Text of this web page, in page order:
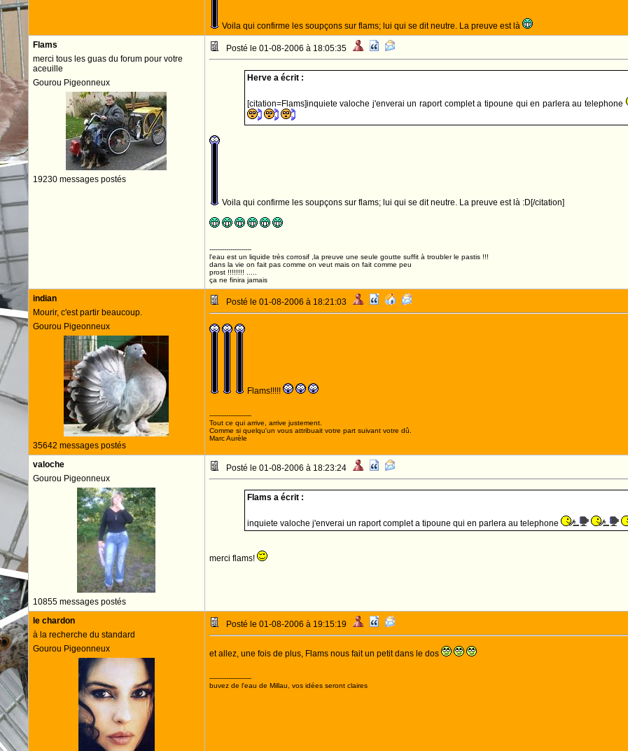
Voila qui confirme les soupçons sur flams; lui qui se dit neutre. La preuve est là
Flams
merci tous les guas du forum pour votre
aceuille
Gourou Pigeonneux
19230 messages postés
Posté le 01-08-2006 à 18:05:35
Herve a écrit :
[citation=Flams]inquiete valoche j'enverai un raport complet a tipoune qui en parlera au telephone
Voila qui confirme les soupçons sur flams; lui qui se dit neutre. La preuve est là :D[/citation]
--------------------
l'eau est un liquide très corrosif ,la preuve une seule goutte suffit à troubler le pastis !!!
dans la vie on fait pas comme on veut mais on fait comme peu
prost !!!!!!!! .....
ça ne finira jamais
indian
Mourir, c'est partir beaucoup.
Gourou Pigeonneux
35642 messages postés
Posté le 01-08-2006 à 18:21:03
Flams!!!!!
--------------------
Tout ce qui arrive, arrive justement.
Comme si quelqu'un vous attribuait votre part suivant votre dû.
Marc Aurèle
valoche
Gourou Pigeonneux
10855 messages postés
Posté le 01-08-2006 à 18:23:24
Flams a écrit :
inquiete valoche j'enverai un raport complet a tipoune qui en parlera au telephone
merci flams!
le chardon
à la recherche du standard
Gourou Pigeonneux
Posté le 01-08-2006 à 19:15:19
et allez, une fois de plus, Flams nous fait un petit dans le dos
--------------------
buvez de l'eau de Millau, vos idées seront claires